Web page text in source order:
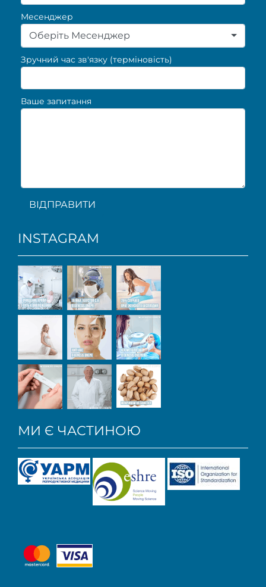
Месенджер
Оберіть Месенджер
Зручний час зв'язку (терміновість)
Ваше запитання
ВІДПРАВИТИ
INSTAGRAM
МИ Є ЧАСТИНОЮ